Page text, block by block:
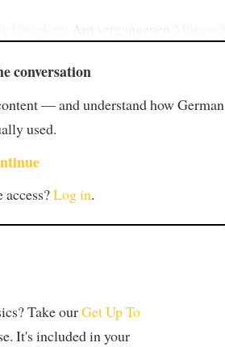
conversation
— and understand how German
used.
Log in.
Take ourGet Up To
It's included in your